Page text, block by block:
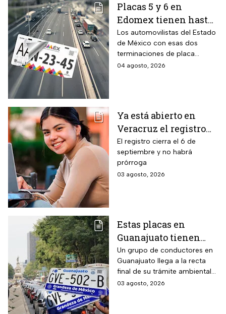
Placas 5 y 6 en
Edomex tienen hasta
el 31 de agosto 2026
para realizar la
verificación
vehicular o recibirán
Los automovilistas del Estado
de México con esas dos
terminaciones de placa
enfrentan el cierre de su
sanción de miles de pesos.
04 agosto, 2026
Ya está abierto en
Veracruz el registro
para becas de hasta
$3,000 pesos para
estudiantes de todos
los niveles: fecha
El registro cierra el 6 de
septiembre y no habrá
prórroga
03 agosto, 2026
Estas placas en
Guanajuato tienen
hasta el 31 de agosto
2026 para realizar la
verificación
vehicular o habrá
Un grupo de conductores en
Guanajuato llega a la recta
final de su trámite ambiental
semestral. El descuido cuesta
03 agosto, 2026